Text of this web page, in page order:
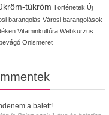
tükröm Történetek Új
barangolás Városi barangolások
Vitaminkultúra Webkurzus
Önismeret
a balett!